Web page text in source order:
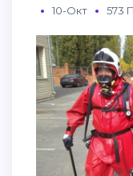
10-Окт 573